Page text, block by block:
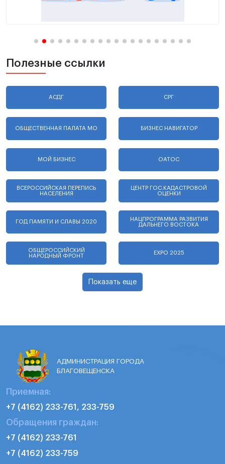
Полезные ссылки
АСДГ СРГ
ОБЩЕСТВЕННАЯ ПАЛАТА МО БИЗНЕС НАВИГАТОР
МОЙ БИЗНЕС ОАТОС
ВСЕРОССИЙСКАЯ ПЕРЕПИСЬ
НАСЕЛЕНИЯ
ЦЕНТР ГОС.КАДАСТРОВОЙ
ОЦЕНКИ
ГОД ПАМЯТИ И СЛАВЫ 2020
НАЦПРОГРАММА РАЗВИТИЯ
ДАЛЬНЕГО ВОСТОКА
ОБЩЕРОССИЙСКИЙ
НАРОДНЫЙ ФРОНТ
EXPO 2025
Показать еще
АДМИНИСТРАЦИЯ ГОРОДА
БЛАГОВЕЩЕНСКА
Приемная:
+7 (4162) 233-761, 233-759
Обращения граждан:
+7 (4162) 233-761
+7 (4162) 233-759